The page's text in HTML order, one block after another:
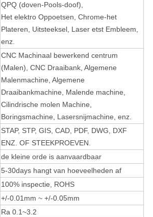
QPQ (doven-Pools-doof),
Het elektro Oppoetsen, Chrome-het
Plateren, Uitsteeksel, Laser etst Embleem,
enz.
CNC Machinaal bewerkend centrum
(Malen), CNC Draaibank, Algemene
Malenmachine, Algemene
Draaibankmachine, Malende machine,
Cilindrische molen Machine,
Boringsmachine, Lasersnijmachine, enz.
STAP, STP, GIS, CAD, PDF, DWG, DXF
ENZ. OF STEEKPROEVEN.
de kleine orde is aanvaardbaar
5-30days hangt van hoeveelheden af
100% inspectie, ROHS
+/-0.01mm ~ +/-0.05mm
Ra 0.1~3.2